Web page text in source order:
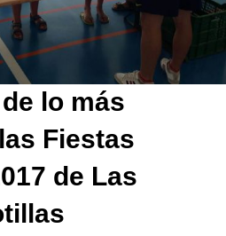
lo más
Fiestas
de Las